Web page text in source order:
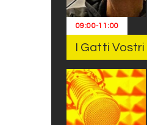
09:00-11:00
I Gatti Vostri